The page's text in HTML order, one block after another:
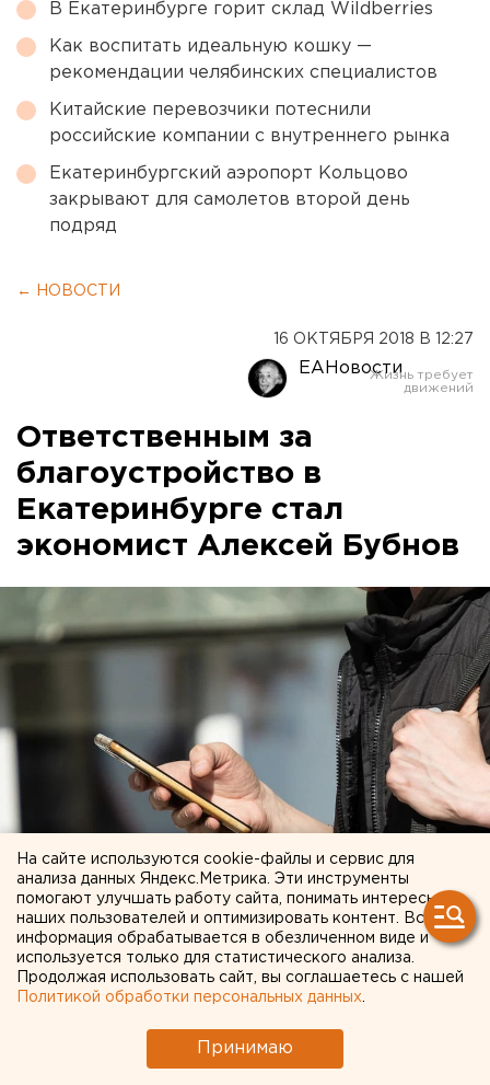
В Екатеринбурге горит склад Wildberries
Как воспитать идеальную кошку —
рекомендации челябинских специалистов
Китайские перевозчики потеснили
российские компании с внутреннего рынка
Екатеринбургский аэропорт Кольцово
закрывают для самолетов второй день
подряд
← НОВОСТИ
16 ОКТЯБРЯ 2018 В 12:27
ЕАНовости
Ответственным за
благоустройство в
Екатеринбурге стал
экономист Алексей Бубнов
Заместителем главы Екатеринбурга по вопросам
благоустройства, транспорта и экологии назначен
Алексей Бубнов. Информацию об этом официально
подтвердили в мэрии города.
На сайте используются cookie-файлы и сервис для
анализа данных Яндекс.Метрика. Эти инструменты
помогают улучшать работу сайта, понимать интересы
наших пользователей и оптимизировать контент. Вся
информация обрабатывается в обезличенном виде и
используется только для статистического анализа.
Продолжая использовать сайт, вы соглашаетесь с нашей
Политикой обработки персональных данных
Принимаю